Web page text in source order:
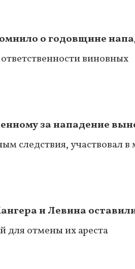
о годовщине
виновных
за нападение
следствия, участвовал в
и Левина
для отмены их ареста